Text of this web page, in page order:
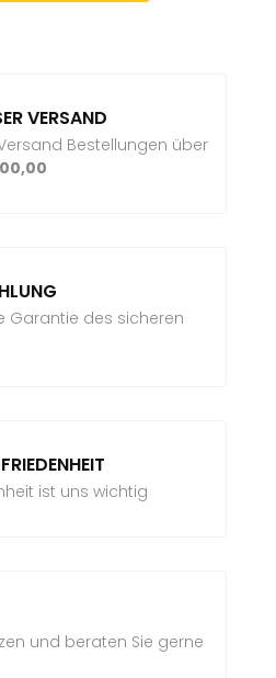
VERSAND
Bestellungen über
Garantie des sicheren
ist uns wichtig
und beraten Sie gerne